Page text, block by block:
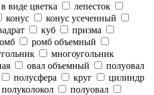
в виде цветка
лепесток
конус
конус усеченный
куб
призма
ромб объемный
многоугольник
овал объемный
полуовал
полусфера круг
цилиндр
полуколокол
полуовал